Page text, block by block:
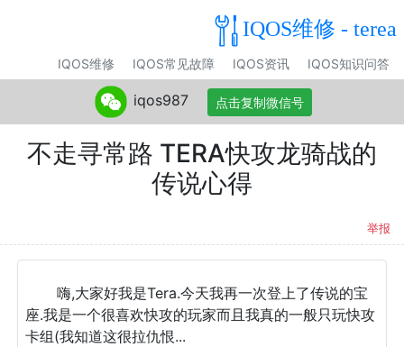
IQOS维修 - terea
IQOS维修 IQOS常见故障 IQOS资讯 IQOS知识问答
不走寻常路 TERA快攻龙骑战的
传说心得
举报
嗨,大家好我是Tera.今天我再一次登上了传说的宝
座.我是一个很喜欢快攻的玩家而且我真的一般只玩快攻
卡组(我知道这很拉仇恨...
iqos987 点击复制微信号